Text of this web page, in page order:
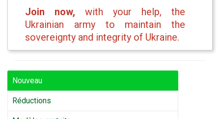
Join now, with your help, the
Ukrainian army to maintain the
sovereignty and integrity of Ukraine.
Nouveau
Réductions